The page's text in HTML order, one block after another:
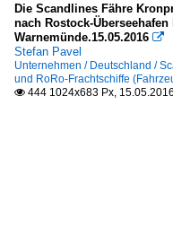
Die Scandlines Fähre
nach Rostock-
Warnemünde.15.05.2016 
Stefan Pavel
Unternehmen / Deutschland /
und RoRo-Frachtschiffe
 444 1024x683 Px, 15.05.2016